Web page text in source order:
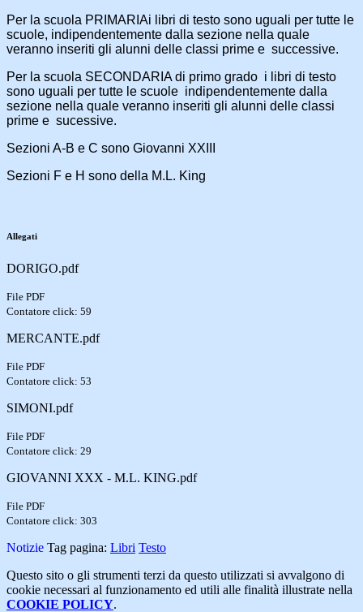
Per la scuola PRIMARIAi libri di testo sono uguali per tutte le
scuole, indipendentemente dalla sezione nella quale
veranno inseriti gli alunni delle classi prime e successive.
Per la scuola SECONDARIA di primo grado i libri di testo
sono uguali per tutte le scuole indipendentemente dalla
sezione nella quale veranno inseriti gli alunni delle classi
prime e sucessive.
Sezioni A-B e C sono Giovanni XXIII
Sezioni F e H sono della M.L. King
Allegati
DORIGO.pdf
File PDF
Contatore click: 59
MERCANTE.pdf
File PDF
Contatore click: 53
SIMONI.pdf
File PDF
Contatore click: 29
GIOVANNI XXX - M.L. KING.pdf
File PDF
Contatore click: 303
Notizie Tag pagina: Libri Testo
Questo sito o gli strumenti terzi da questo utilizzati si avvalgono di
cookie necessari al funzionamento ed utili alle finalità illustrate nella
COOKIE POLICY.